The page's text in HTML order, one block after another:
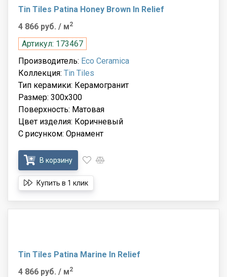
Tin Tiles Patina Honey Brown In Relief
4 866 руб. / м2
Артикул: 173467
Производитель: Eco Ceramica
Коллекция: Tin Tiles
Тип керамики: Керамогранит
Размер: 300x300
Поверхность: Матовая
Цвет изделия: Коричневый
С рисунком: Орнамент
В корзину
Купить в 1 клик
Tin Tiles Patina Marine In Relief
4 866 руб. / м2